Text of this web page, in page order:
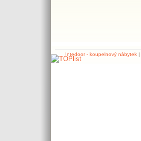
Intedoor - koupelnový nábytek|